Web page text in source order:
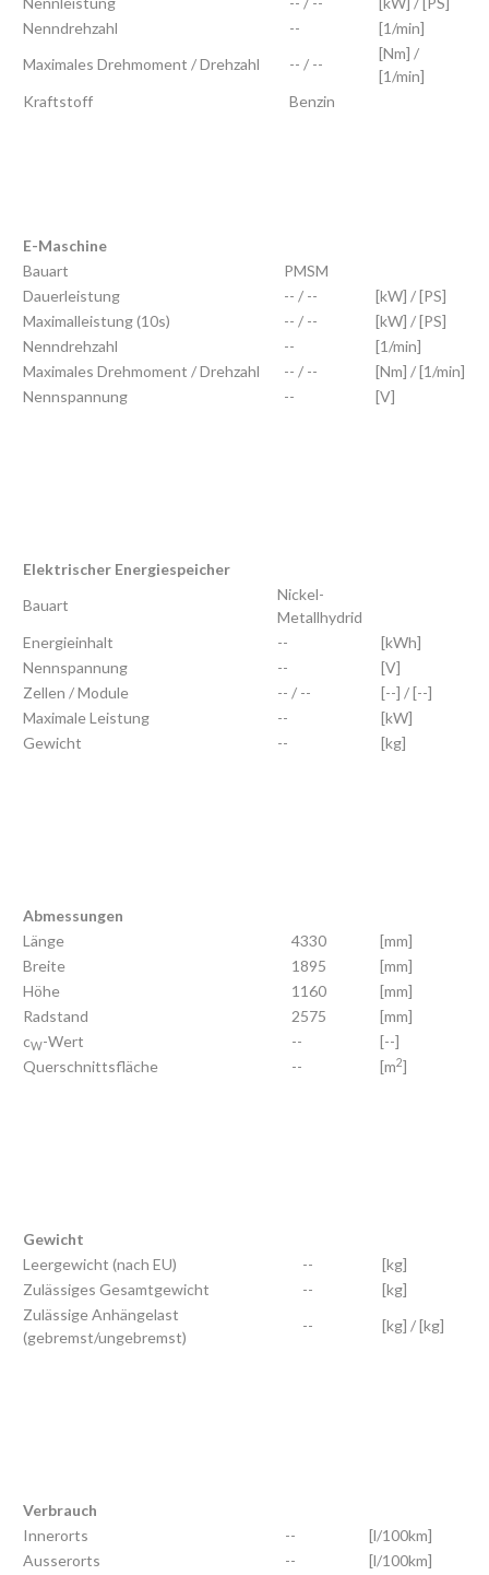
Nenndrehzahl
--
[1/min]
Maximales Drehmoment / Drehzahl
-- / --
[Nm] /
[1/min]
Kraftstoff
Benzin
E-Maschine
Bauart
PMSM
Dauerleistung
-- / --
[kW] / [PS]
Maximalleistung (10s)
-- / --
[kW] / [PS]
Nenndrehzahl
--
[1/min]
Maximales Drehmoment / Drehzahl
-- / --
[Nm] / [1/min]
Nennspannung
-- [V]
Elektrischer Energiespeicher
Bauart
Nickel-
Metallhydrid
Energieinhalt
--
[kWh]
Nennspannung
--
[V]
Zellen / Module
-- / --
[--] / [--]
Maximale Leistung
--
[kW]
Gewicht
-- [kg]
Abmessungen
Länge
4330
[mm]
Breite
1895
[mm]
Höhe
1160
[mm]
Radstand
2575
[mm]
cW-Wert --
[--]
Querschnittsfläche
-- [m2]
Gewicht
Leergewicht (nach EU)
--
[kg]
Zulässiges Gesamtgewicht
--
[kg]
Zulässige Anhängelast
(gebremst/ungebremst)
-- [kg] / [kg]
Verbrauch
Innerorts
--
[l/100km]
Ausserorts
--
[l/100km]